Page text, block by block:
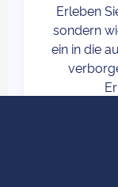
Erleben
sondern
ein in die